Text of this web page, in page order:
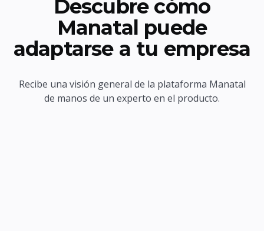
Descubre cómo
Manatal puede
adaptarse a tu empresa
Recibe una visión general de la plataforma Manatal
de manos de un experto en el producto.